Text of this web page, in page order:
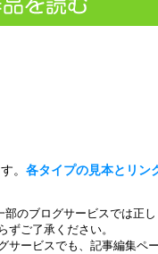
。 各タイプの見本とリン
のブログサービスでは正
ずご了承ください。
サービスでも、記事編集ペ